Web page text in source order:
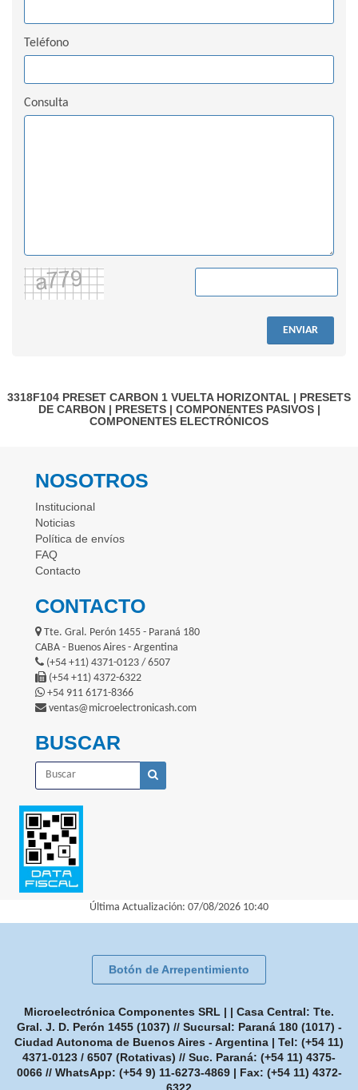
Teléfono
Consulta
ENVIAR
3318F104 PRESET CARBON 1 VUELTA HORIZONTAL | PRESETS
DE CARBON| PRESETS| COMPONENTES PASIVOS|
COMPONENTES ELECTRÓNICOS
NOSOTROS
Institucional
Noticias
Política de envíos
FAQ
Contacto
CONTACTO
Tte. Gral. Perón 1455 - Paraná 180
CABA - Buenos Aires - Argentina
(+54 +11) 4371-0123 / 6507
(+54 +11) 4372-6322
+54 911 6171-8366
ventas@microelectronicash.com
BUSCAR
Última Actualización: 07/08/2026 10:40
Botón de Arrepentimiento
Microelectrónica Componentes SRL | | Casa Central: Tte.
Gral. J. D. Perón 1455 (1037) // Sucursal: Paraná 180 (1017) -
Ciudad Autonoma de Buenos Aires - Argentina | Tel: (+54 11)
4371-0123 / 6507 (Rotativas) // Suc. Paraná: (+54 11) 4375-
0066 // WhatsApp: (+54 9) 11-6273-4869| Fax: (+54 11) 4372-